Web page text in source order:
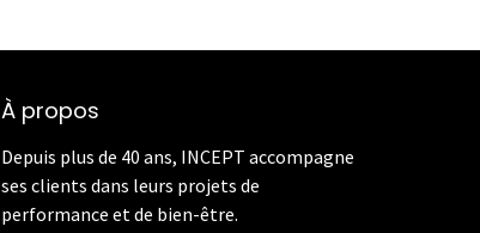
À propos
Depuis plus de 40 ans, INCEPT accompagne
ses clients dans leurs projets de
performance et de bien-être.